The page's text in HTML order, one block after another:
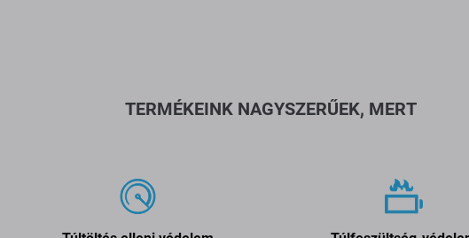
TERMÉKEINK NAGYSZERŰEK, MERT